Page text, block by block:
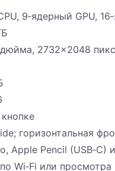
9‑ядерный GPU,
2732×2048
горизонтальная
Apple Pencil (USB‑C)
Wi‑Fi или